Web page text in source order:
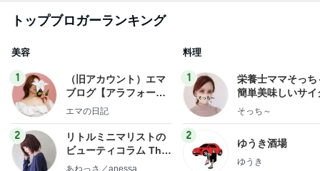
トップブロガーランキング
美容
1
（旧アカウント）エマ
ブログ【アラフォー会
社売却セカンドライ
エマの日記
2
リトルミニマリストの
ビューティコラム The
little minimalist's bea
あねっさ／anessa
料理
1
栄養士ママそっち
簡単美味しいサイ
献立
そっち～
2
ゆうき酒場
ゆうき